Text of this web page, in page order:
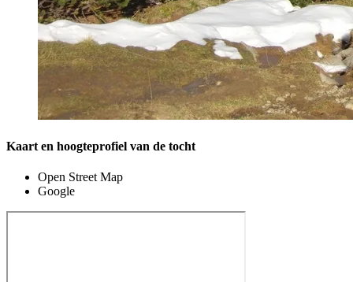
Kaart en hoogteprofiel van de tocht
Open Street Map
Google